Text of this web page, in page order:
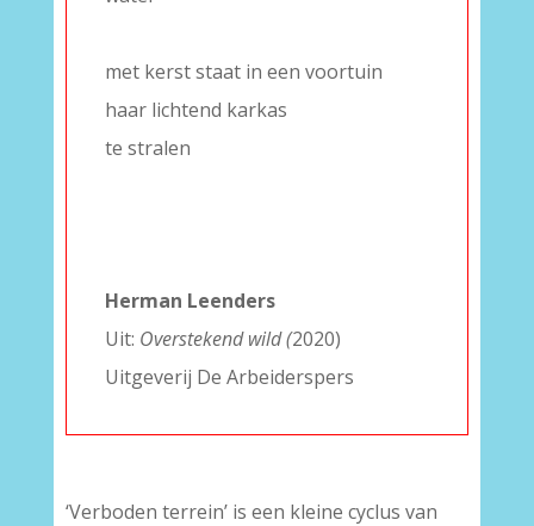
met kerst staat in een voortuin
haar lichtend karkas
te stralen
Herman Leenders
Uit: Overstekend wild (2020)
Uitgeverij De Arbeiderspers
‘Verboden terrein’ is een kleine cyclus van